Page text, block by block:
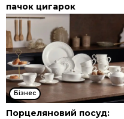
пачок цигарок
Бізнес
Порцеляновий посуд: